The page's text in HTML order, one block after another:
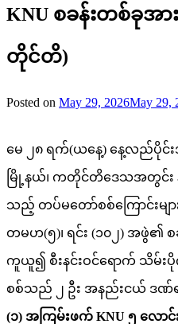
KNU စခန်းတစ်ခုအ
တိုင်တိ)
Posted on May 29, 2026May 29,
မေ ၂၈ ရက်(ယနေ့) နေ့လည်ပိုင်း
မြို့နယ်၊ ကတိုင်တိဒေသအတွင်း န
သည့် တပ်မတော်စစ်ကြောင်းမျ
တမဟ(၅)၊ ရင်း (၁၀၂) အဖွဲ၏
ကူယူ၍ စီးနင်းဝင်ရောက် သိမ်း
စစ်သည် ၂ ဦး အနည်းငယ် ဒဏ်ရ
(၁) အကြမ်းဖက် KNU ၅ လောင်